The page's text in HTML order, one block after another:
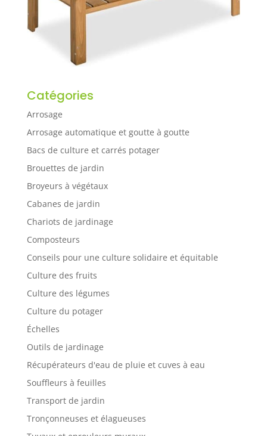
Catégories
Arrosage
Arrosage automatique et goutte à goutte
Bacs de culture et carrés potager
Brouettes de jardin
Broyeurs à végétaux
Cabanes de jardin
Chariots de jardinage
Composteurs
Conseils pour une culture solidaire et équitable
Culture des fruits
Culture des légumes
Culture du potager
Échelles
Outils de jardinage
Récupérateurs d'eau de pluie et cuves à eau
Souffleurs à feuilles
Transport de jardin
Tronçonneuses et élagueuses